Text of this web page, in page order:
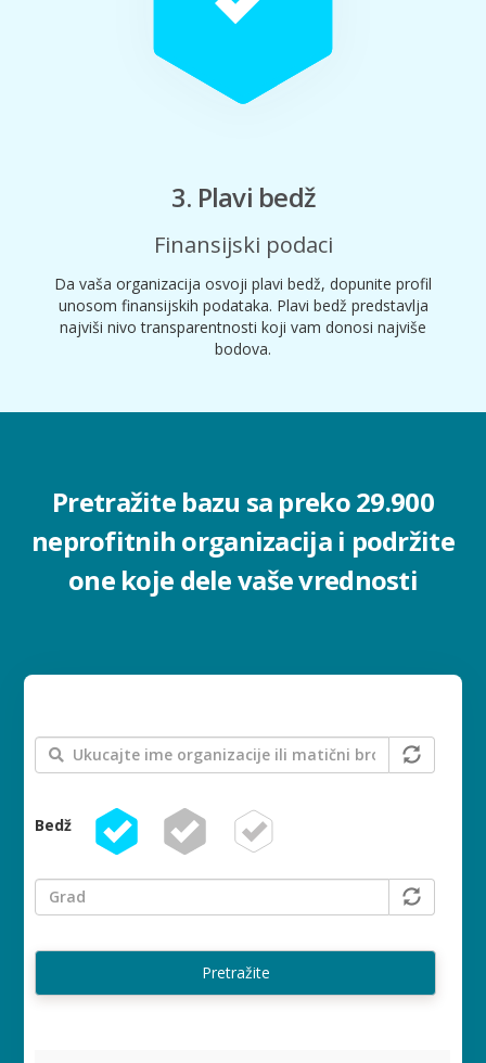
3. Plavi bedž
Finansijski podaci
Da vaša organizacija osvoji plavi bedž, dopunite profil
unosom finansijskih podataka. Plavi bedž predstavlja
najviši nivo transparentnosti koji vam donosi najviše
bodova.
Pretražite bazu sa preko 29.900
neprofitnih organizacijai podržite
one koje dele vaše vrednosti
Bedž
Pretražite